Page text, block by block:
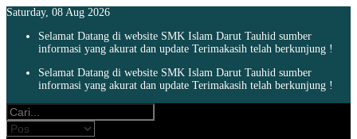
Saturday, 08 Aug 2026
Selamat Datang di website SMK Islam Darut Tauhid sumber
informasi yang akurat dan update Terimakasih telah berkunjung !
Selamat Datang di website SMK Islam Darut Tauhid sumber
informasi yang akurat dan update Terimakasih telah berkunjung !